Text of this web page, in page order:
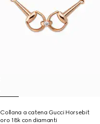
Collana a catena Gucci Horsebit
oro 18k con diamanti